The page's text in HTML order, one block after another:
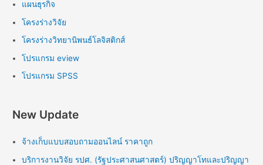
แผนธุรกิจ
โครงร่างวิจัย
โครงร่างวิทยานิพนธ์โลจิสติกส์
โปรแกรม eview
โปรแกรม SPSS
New Update
จ้างเก็บแบบสอบถามออนไลน์ ราคาถูก
บริการงานวิจัย รปศ. (รัฐประศาสนศาสตร์) ปริญญาโทและปริญญา